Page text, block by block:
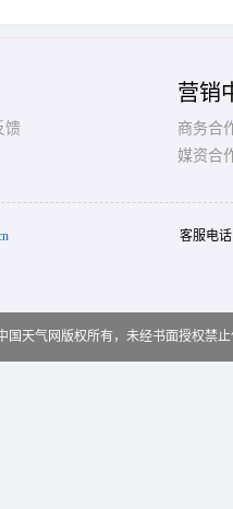
馈
营销
商务合
媒资合
客服电
国天气网版权所有，未经书面授权